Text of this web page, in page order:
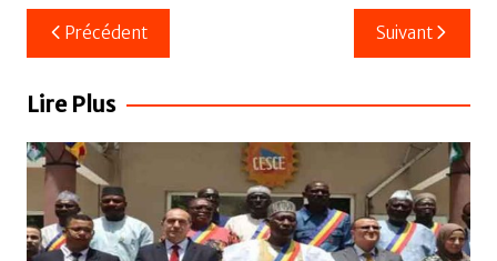
c
e
b
o
k
itt
er
ail
A er
Navigation
de
l’article
Précédent Suivant
Lire Plus